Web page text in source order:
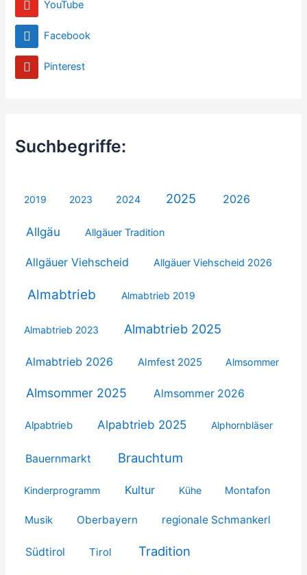
YouTube
Facebook
Pinterest
Suchbegriffe:
2019 2023 2024 2025 2026
Allgäu Allgäuer Tradition
Allgäuer Viehscheid Allgäuer Viehscheid 2026
Almabtrieb Almabtrieb 2019
Almabtrieb 2023 Almabtrieb 2025
Almabtrieb 2026 Almfest 2025 Almsommer
Almsommer 2025 Almsommer 2026
Alpabtrieb Alpabtrieb 2025 Alphornbläser
Bauernmarkt Brauchtum
Kinderprogramm Kultur Kühe Montafon
Musik Oberbayern regionale Schmankerl
Südtirol Tirol Tradition